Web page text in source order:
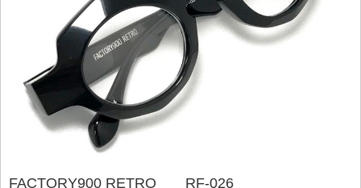
FACTORY900 RETRO RF-026